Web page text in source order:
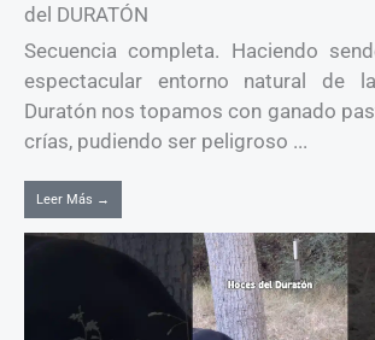
del DURATÓN
Secuencia completa. Haciendo
espectacular entorno natural de
Duratón nos topamos con ganado
crías, pudiendo ser peligroso ...
Leer Más →